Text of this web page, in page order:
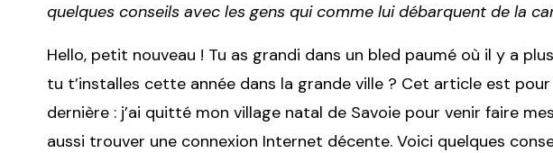
quelques conseils avec les gens qui comme lui débarquent de la
Hello, petit nouveau ! Tu as grandi dans un bled paumé où il y a
tu t’installes cette année dans la grande ville ? Cet article est pour
dernière : j’ai quitté mon village natal de Savoie pour venir faire
aussi trouver une connexion Internet décente. Voici quelques